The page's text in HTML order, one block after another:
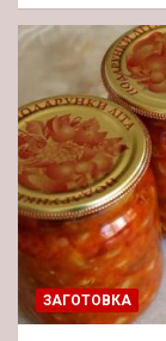
ЗАГОТОВКА